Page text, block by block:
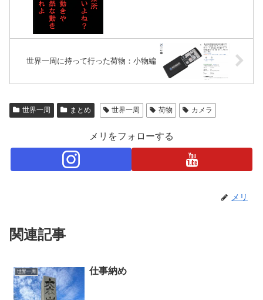
世界一周に持って行った荷物：小物編
世界一周 まとめ 世界一周 荷物 カメラ
メリをフォローする
メリ
関連記事
世界一周 仕事納め